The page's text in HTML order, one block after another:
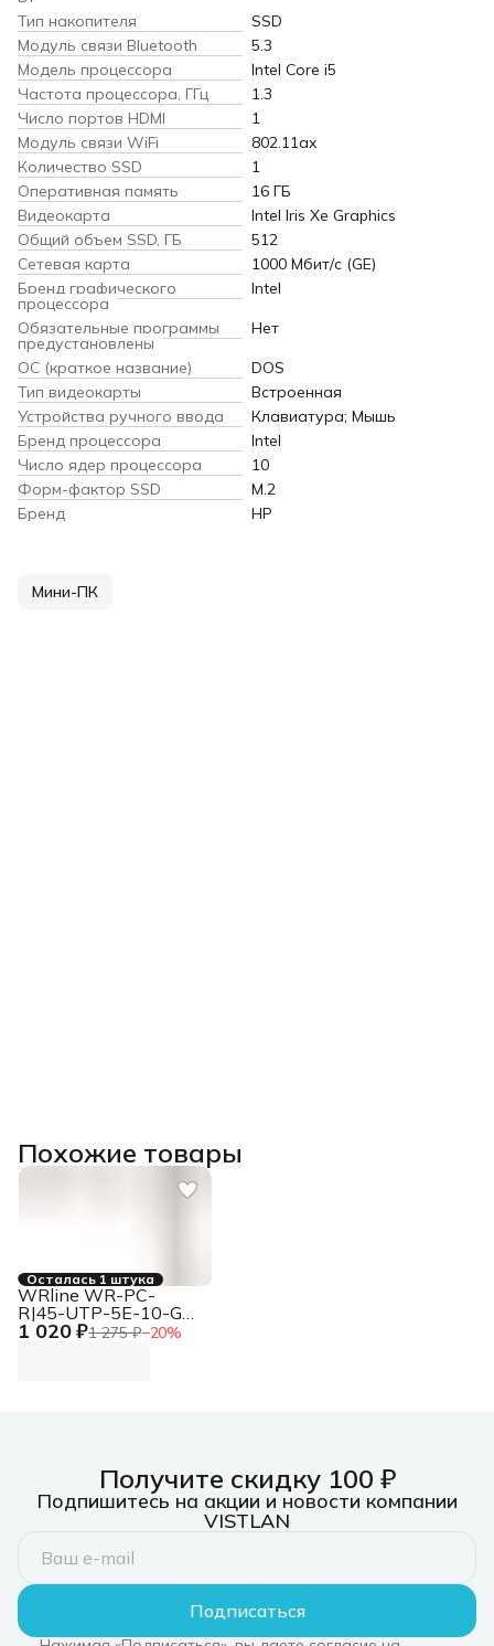
Тип накопителя
SSD
Модуль связи Bluetooth
5.3
Модель процессора
Intel Core i5
Частота процессора, ГГц
1.3
Число портов HDMI
1
Модуль связи WiFi
802.11ax
Количество SSD
1
Оперативная память
16 ГБ
Видеокарта
Intel Iris Xe Graphics
Общий объем SSD, ГБ
512
Сетевая карта
1000 Мбит/с (GE)
Бренд графического
процессора
Intel
Обязательные программы
предустановлены
Нет
ОС (краткое название)
DOS
Тип видеокарты
Встроенная
Устройства ручного ввода
Клавиатура; Мышь
Бренд процессора
Intel
Число ядер процессора
10
Форм-фактор SSD
M.2
Бренд
HP
Мини-ПК
Похожие товары
Осталась 1 штука
1 020 ₽1 275 ₽−20%
WRline WR-PC-
RJ45-UTP-5E-10-GY
Патч-корд UTP RJ-
Получите скидку 100 ₽
Подпишитесь на акции и новости компании
VISTLAN
Подписаться